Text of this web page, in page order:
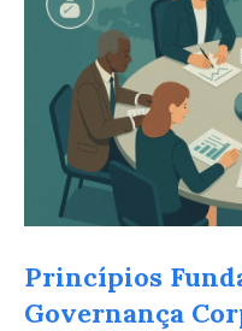
Princípios
Governança